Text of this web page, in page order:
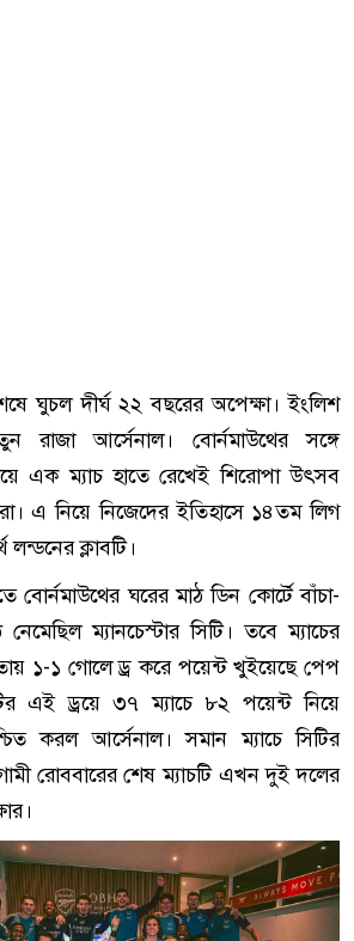
ঘুচল দীর্ঘ ২২ বছরের অপেক্ষা। ইংলিশ
রাজা আর্সেনাল। বোর্নমাউথের সঙ্গে
এক ম্যাচ হাতে রেখেই শিরোপা উৎসব
এ নিয়ে নিজেদের ইতিহাসে ১৪তম লিগ
ক্লাবটি।
বোর্নমাউথের ঘরের মাঠ ডিন কোর্টে বাঁচা-
ম্যানচেস্টার সিটি। তবে ম্যাচের
১-১ গোলে ড্র করে পয়েন্ট খুইয়েছে পেপ
এই ড্রয়ে ৩৭ ম্যাচে ৮২ পয়েন্ট নিয়ে
করল আর্সেনাল। সমান ম্যাচে সিটির
রোববারের শেষ ম্যাচটি এখন দুই দলের